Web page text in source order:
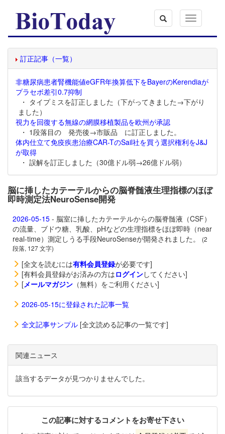
Toggle
navigation
訂正記事（一覧）
非糖尿病患者腎機能値eGFR年換算低下をBayerのKerendiaが
プラセボ差引0.7抑制
・ タイプミスを訂正しました（下がってきました→下がり
ました）
視力を回復する無線の網膜移植製品を欧州が承認
・ 1段落目の 発売後→市販品 に訂正しました。
体内仕立て免疫疾患治療CAR-TのSail社を買う選択権利をJ&J
が取得
・ 誤解を訂正しました（30億ドル弱→26億ドル弱）
脳に挿したカテーテルからの脳脊髄液生理指標のほぼ
即時測定法NeuroSense開発
2026-05-15 - 脳室に挿したカテーテルからの脳脊髄液（CSF）
の流量、ブドウ糖、乳酸、pHなどの生理指標をほぼ即時（near
real-time）測定しうる手段NeuroSenseが開発されました。
(2
段落, 127 文字)
[全文を読むには有料会員登録が必要です]
[有料会員登録がお済みの方はログインしてください]
[メールマガジン （無料）をご利用ください]
2026-05-15に登録された記事一覧
全文記事サンプル [全文読める記事の一覧です]
関連ニュース
該当するデータが見つかりませんでした。
この記事に対するコメントをお寄せ下さい